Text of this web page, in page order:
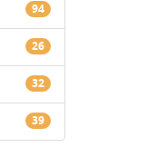
94
26
32
39